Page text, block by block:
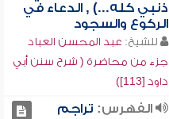
ذنبي كله...) , الدعاء في
الركوع والسجود
للشيخ: عبد المحسن العباد
جزء من محاضرة ( شرح سنن أبي
داود [113])
الفهرس: تراجم